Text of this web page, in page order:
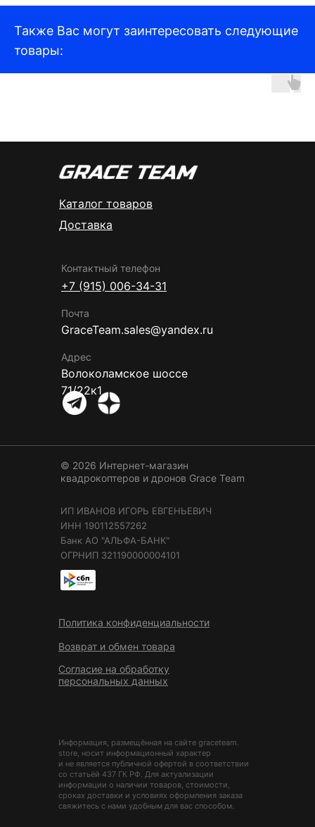
Также Вас могут заинтересовать следующие
товары:
Политика конфиденциальности
Каталог товаров
© 2026 Интернет-магазин
квадрокоптеров и дронов Grace Team
Информация, размещённая на сайте graceteam.
store, носит информационный характер
и не является публичной офертой в соответствии
со статьёй 437 ГК РФ. Для актуализации
информации о наличии товаров, стоимости,
сроках доставки и условиях оформления заказа
свяжитесь с нами удобным для вас способом.
Доставка
Прицелы
Компьютеры и ноутбуки
Аудиотехника
Контактный телефон
Почта
Адрес
Волоколамское шоссе
71/22к1
GraceTeam.sales@yandex.ru
+7 (915) 006-34-31
ИП ИВАНОВ ИГОРЬ ЕВГЕНЬЕВИЧ
ИНН 190112557262
Банк АО "АЛЬФА-БАНК"
ОГРНИП 321190000004101
Возврат и обмен товара
Согласие на обработку
персональных данных